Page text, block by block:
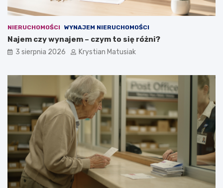
NIERUCHOMOŚCI WYNAJEM NIERUCHOMOŚCI
Najem czy wynajem – czym to się różni?
3 sierpnia 2026 Krystian Matusiak